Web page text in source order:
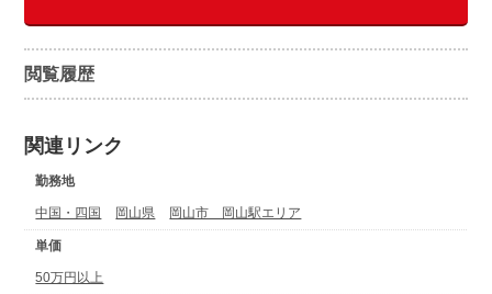
閲覧履歴
関連リンク
勤務地
中国・四国 岡山県 岡山市 岡山駅エリア
単価
50万円以上